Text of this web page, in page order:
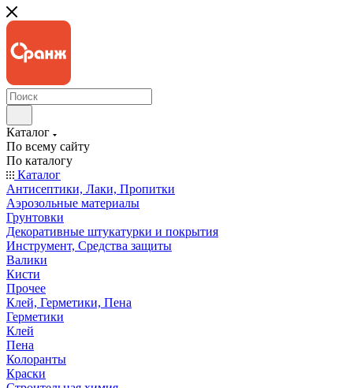
Каталог
По всему сайту
По каталогу
Каталог
Антисептики, Лаки, Пропитки
Аэрозольные материалы
Грунтовки
Декоративные штукатурки и покрытия
Инструмент, Средства защиты
Валики
Кисти
Прочее
Клей, Герметики, Пена
Герметики
Клей
Пена
Колоранты
Краски